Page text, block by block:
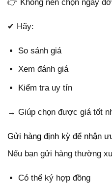
👉 Không nên chọn ngay
✔ Hãy:
So sánh giá
Xem đánh giá
Kiểm tra uy tín
→ Giúp chọn được giá tốt
Gửi hàng định kỳ để nhận
Nếu bạn gửi hàng thường
Có thể ký hợp đồng